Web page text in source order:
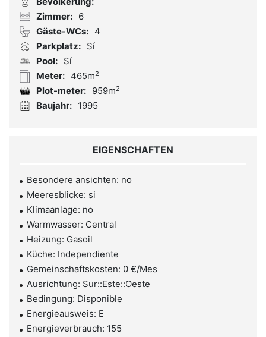
Zimmer: 6
Gäste-WCs: 4
Parkplatz: Sí
Pool: Sí
Meter: 465m2
Plot-meter: 959m2
Baujahr: 1995
EIGENSCHAFTEN
Besondere ansichten: no
Meeresblicke: si
Klimaanlage: no
Warmwasser: Central
Heizung: Gasoil
Küche: Independiente
Gemeinschaftskosten: 0 €/Mes
Ausrichtung: Sur::Este::Oeste
Bedingung: Disponible
Energieausweis: E
Energieverbrauch: 155